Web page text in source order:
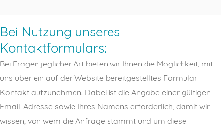
Bei Nutzung unseres
Kontaktformulars:
Bei Fragen jeglicher Art bieten wir Ihnen die Möglichkeit, mit
uns über ein auf der Website bereitgestelltes Formular
Kontakt aufzunehmen. Dabei ist die Angabe einer gültigen
Email-Adresse sowie Ihres Namens erforderlich, damit wir
wissen, von wem die Anfrage stammt und um diese